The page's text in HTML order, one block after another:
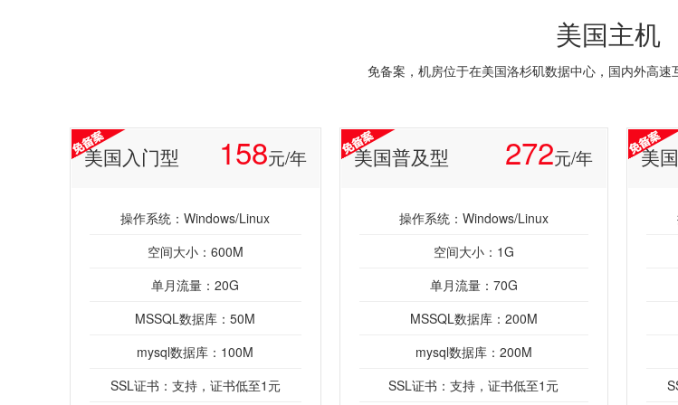
美国主机
免备案，机房位于在美国洛杉矶数据中心，国内外高速
美国入门型 158元/年
操作系统：Windows/Linux
空间大小：600M
单月流量：20G
MSSQL数据库：50M
mysql数据库：100M
SSL证书：支持，证书低至1元
美国普及型 272元/年
操作系统：Windows/Linux
空间大小：1G
单月流量：70G
MSSQL数据库：200M
mysql数据库：200M
SSL证书：支持，证书低至1元
美